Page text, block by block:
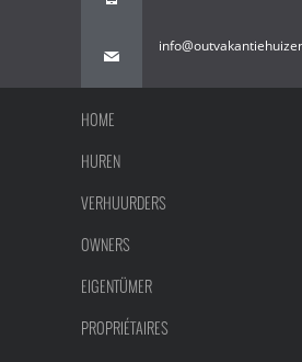
HOME
HUREN
VERHUURDERS
OWNERS
EIGENTÜMER
PROPRIÉTAIRES